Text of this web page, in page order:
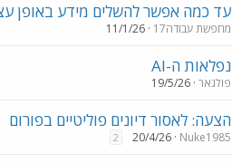
עד כמה אפשר להשלים מידע באופן
מחפשת עבודה17 11/1/26
נפלאות ה-AI
פולגאר 19/5/26
הצעה: לאסור דיונים פוליטיים בפורום
Nuke1985
20/4/26
2